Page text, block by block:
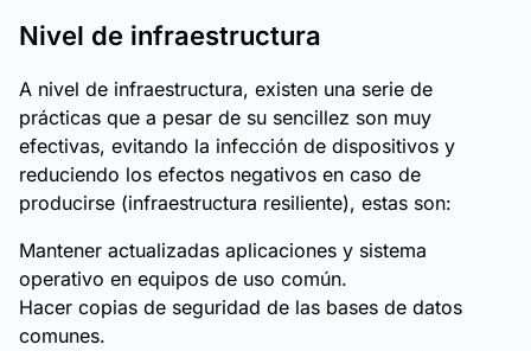
Nivel de infraestructura
A nivel de infraestructura, existen una serie de
prácticas que a pesar de su sencillez son muy
efectivas, evitando la infección de dispositivos y
reduciendo los efectos negativos en caso de
producirse (infraestructura resiliente), estas son:
Mantener actualizadas aplicaciones y sistema
operativo en equipos de uso común.
Hacer copias de seguridad de las bases de datos
comunes.